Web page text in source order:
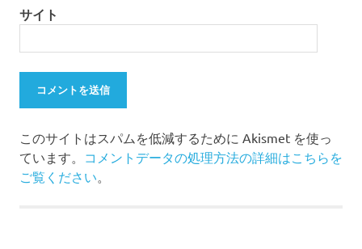
サイト
このサイトはスパムを低減するために Akismet を使っ
ています。 コメントデータの処理方法の詳細はこちらを
ご覧ください。